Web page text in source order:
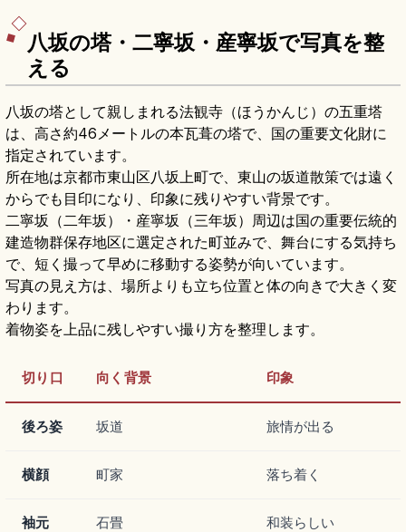
八坂の塔・二寧坂・産寧坂で写真を整
える
八坂の塔として親しまれる法観寺（ほうかんじ）の五重塔
は、高さ約46メートルの本瓦葺の塔で、国の重要文化財に
指定されています。
所在地は京都市東山区八坂上町で、東山の坂道散策では遠く
からでも目印になり、印象に残りやすい背景です。
二寧坂（二年坂）・産寧坂（三年坂）周辺は国の重要伝統的
建造物群保存地区に選定された町並みで、舞台にする気持ち
で、短く撮って早めに移動する姿勢が向いています。
写真の見え方は、場所よりも立ち位置と体の向きで大きく変
わります。
着物姿を上品に残しやすい撮り方を整理します。
切り口 向く背景 印象
後ろ姿 坂道 旅情が出る
横顔 町家 落ち着く
袖元 石畳 和装らしい